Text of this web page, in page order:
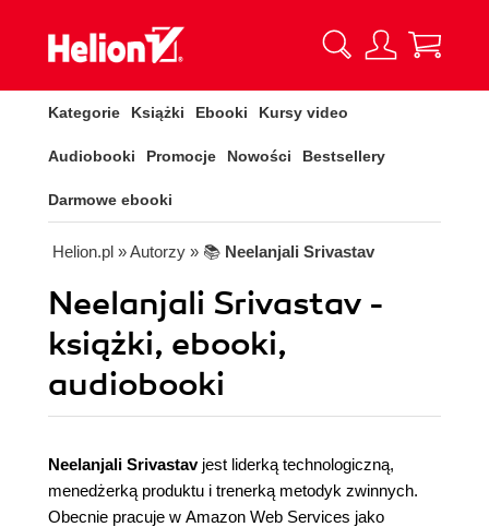
Kategorie Książki Ebooki Kursy video
Audiobooki Promocje Nowości Bestsellery
Darmowe ebooki
Helion.pl » Autorzy » 📚 Neelanjali Srivastav
Neelanjali Srivastav -
książki, ebooki,
audiobooki
Neelanjali Srivastavjest liderką technologiczną,
menedżerką produktu i trenerką metodyk zwinnych.
Obecnie pracuje w Amazon Web Services jako